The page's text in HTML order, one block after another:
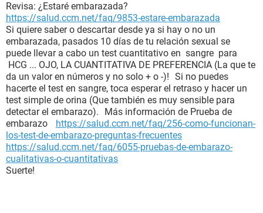
Revisa: ¿Estaré embarazada?
https://salud.ccm.net/faq/9853-estare-embarazada
Si quiere saber o descartar desde ya si hay o no un
embarazada, pasados 10 días de tu relación sexual se
puede llevar a cabo un test cuantitativo en sangre para
HCG ... OJO, LA CUANTITATIVA DE PREFERENCIA (La que te
da un valor en números y no solo + o -)! Si no puedes
hacerte el test en sangre, toca esperar el retraso y hacer un
test simple de orina (Que también es muy sensible para
detectar el embarazo). Más información de Prueba de
embarazo https://salud.ccm.net/faq/256-como-funcionan-
los-test-de-embarazo-preguntas-frecuentes
https://salud.ccm.net/faq/6055-pruebas-de-embarazo-
cualitativas-o-cuantitativas
Suerte!